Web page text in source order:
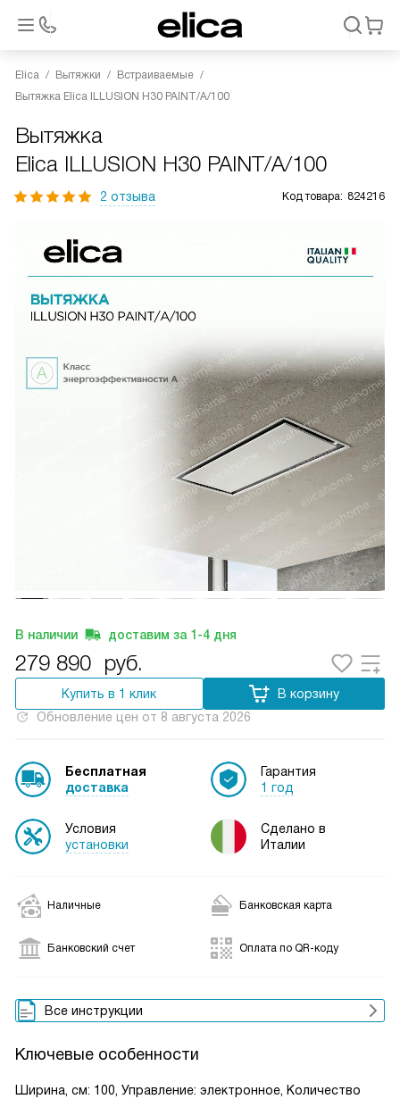
Elica Вытяжки
Встраиваемые
Вытяжка Elica ILLUSION H30 PAINT/A/100
Вытяжка
Elica ILLUSION H30 PAINT/A/100
2 отзыва Код товара: 824216
В наличии доставим за 1-4 дня
279 890 руб.
Купить в 1 клик
В корзину
Обновление цен от 8 августа 2026
Бесплатная
доставка
Условия
установки
Гарантия
1 год
Сделано в
Италии
Наличные Банковская карта
Банковский счет Оплата по QR-коду
Все инструкции
Ключевые особенности
Ширина, см: 100, Управление: электронное, Количество